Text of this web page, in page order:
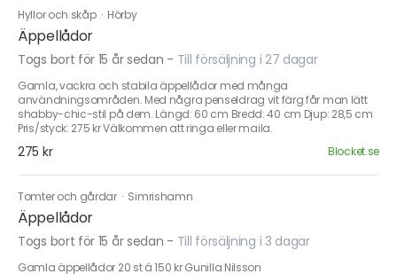
Hyllor och skåp · Hörby
Äppellådor
Togs bort för 15 år sedan - Till försäljning i 27 dagar
Gamla, vackra och stabila äppellådor med många
användningsområden. Med några penseldrag vit färg får man lätt
shabby-chic-stil på dem. Längd: 60 cm Bredd: 40 cm Djup: 28,5 cm
Pris/styck: 275 kr Välkommen att ringa eller maila.
275 kr Blocket.se
Tomter och gårdar · Simrishamn
Äppellådor
Togs bort för 15 år sedan - Till försäljning i 3 dagar
Gamla äppellådor 20 st á 150 kr Gunilla Nilsson